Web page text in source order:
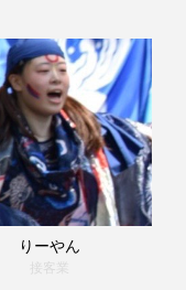
りーやん
接客業